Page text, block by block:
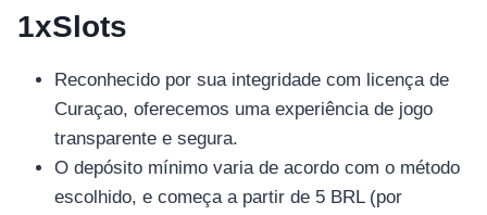
1xSlots
Reconhecido por sua integridade com licença de
Curaçao, oferecemos uma experiência de jogo
transparente e segura.
O depósito mínimo varia de acordo com o método
escolhido, e começa a partir de 5 BRL (por